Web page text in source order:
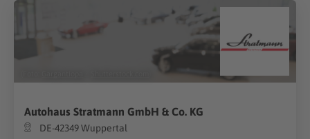
Autohaus Stratmann GmbH & Co. KG
DE-42349 Wuppertal